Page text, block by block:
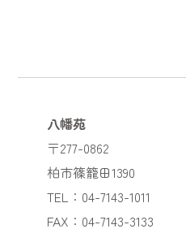
八幡苑
〒277-0862
柏市篠籠田1390
TEL：04-7143-1011
FAX：04-7143-3133